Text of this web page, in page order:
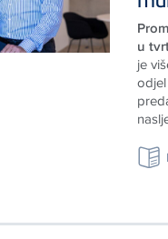
u
je
odjel